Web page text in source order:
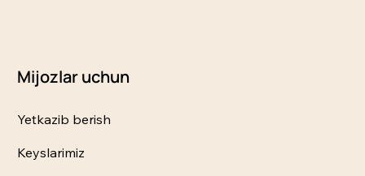
Mijozlar uchun
Yetkazib berish
Keyslarimiz